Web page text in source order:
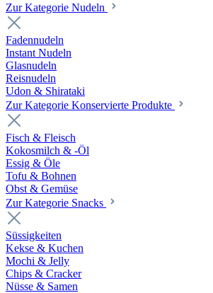
Zur Kategorie Nudeln
Fadennudeln
Instant Nudeln
Glasnudeln
Reisnudeln
Udon & Shirataki
Zur Kategorie Konservierte Produkte
Fisch & Fleisch
Kokosmilch & -Öl
Essig & Öle
Tofu & Bohnen
Obst & Gemüse
Zur Kategorie Snacks
Süssigkeiten
Kekse & Kuchen
Mochi & Jelly
Chips & Cracker
Nüsse & Samen